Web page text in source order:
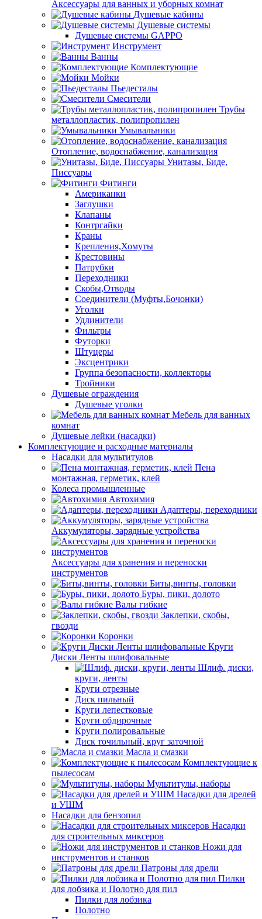
Аксессуары для ванных и уборных комнат
Душевые кабины
Душевые системы
Душевые системы GAPPO
Инструмент
Ванны
Комплектующие
Мойки
Пьедесталы
Смесители
Трубы
металлопластик, полипропилен
Умывальники
Отопление, водоснабжение, канализация
Унитазы, Биде,
Писсуары
Фитинги
Американки
Заглушки
Клапаны
Контргайки
Краны
Крепления,Хомуты
Крестовины
Патрубки
Переходники
Скобы,Отводы
Соединители (Муфты,Бочонки)
Уголки
Удлинители
Фильтры
Футорки
Штуцеры
Эксцентрики
Группа безопасности, коллекторы
Тройники
Душевые ограждения
Душевые уголки
Мебель для ванных
комнат
Душевые лейки (насадки)
Комплектующие и расходные материалы
Насадки для мультитулов
Пена
монтажная, герметик, клей
Колеса промышленные
Автохимия
Адаптеры, переходники
Аккумуляторы, зарядные устройства
Аксессуары для хранения и переноски
инструментов
Биты,винты, головки
Буры, пики, долото
Валы гибкие
Заклепки, скобы,
гвозди
Коронки
Круги
Диски Ленты шлифовальные
Шлиф. диски,
круги, ленты
Круги отрезные
Диск пильный
Круги лепестковые
Круги обдирочные
Круги полировальные
Диск точильный, круг заточной
Масла и смазки
Комплектующие к
пылесосам
Мультитулы, наборы
Насадки для дрелей
и УШМ
Насадки для бензопил
Насадки
для строительных миксеров
Ножи для
инструментов и станков
Патроны для дрели
Пилки
для лобзика и Полотно для пил
Пилки для лобзика
Полотно